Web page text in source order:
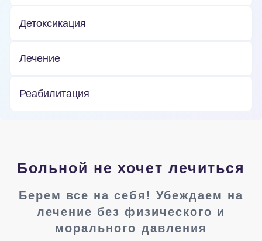
Детоксикация
Лечение
Реабилитация
Больной не хочет лечиться
Берем все на себя! Убеждаем на
лечение без физического и
морального давления